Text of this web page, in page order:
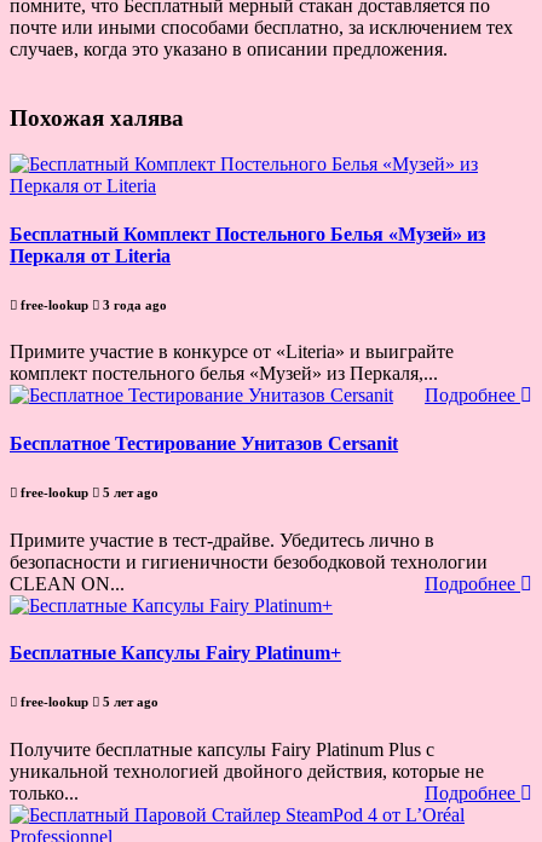
помните, что Бесплатный мерный стакан доставляется по
почте или иными способами бесплатно, за исключением тех
случаев, когда это указано в описании предложения.
Похожая халява
Бесплатный Комплект Постельного Белья «Музей» из
Перкаля от Literia
free-lookup 3 года ago
Примите участие в конкурсе от «Literia» и выиграйте
комплект постельного белья «Музей» из Перкаля,...
Подробнее
Бесплатное Тестирование Унитазов Cersanit
free-lookup 5 лет ago
Примите участие в тест-драйве. Убедитесь лично в
безопасности и гигиеничности безободковой технологии
CLEAN ON...
Подробнее
Бесплатные Капсулы Fairy Platinum+
free-lookup 5 лет ago
Получите бесплатные капсулы Fairy Platinum Plus с
уникальной технологией двойного действия, которые не
только...
Подробнее